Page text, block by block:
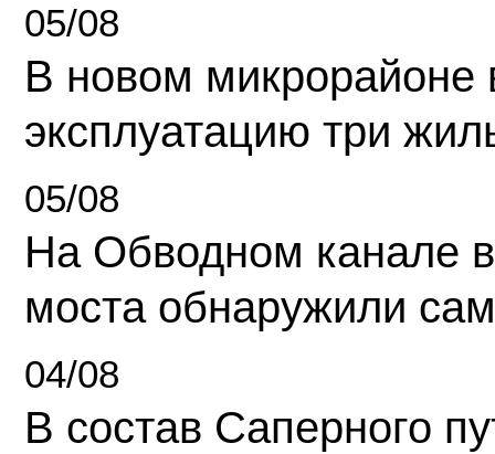
05/08
В новом микрорайоне
эксплуатацию три
05/08
На Обводном канале
моста обнаружили
04/08
В состав Саперного